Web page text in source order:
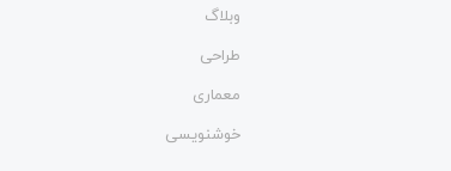
وبلاگ
طراحی
معماری
خوشنویسی